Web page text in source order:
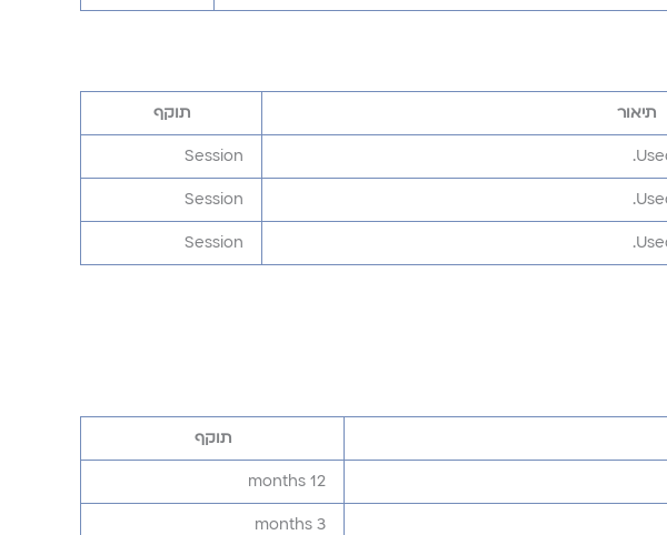
תיאור תוקף
Session
Session
Session
תוקף
12 months
3 months